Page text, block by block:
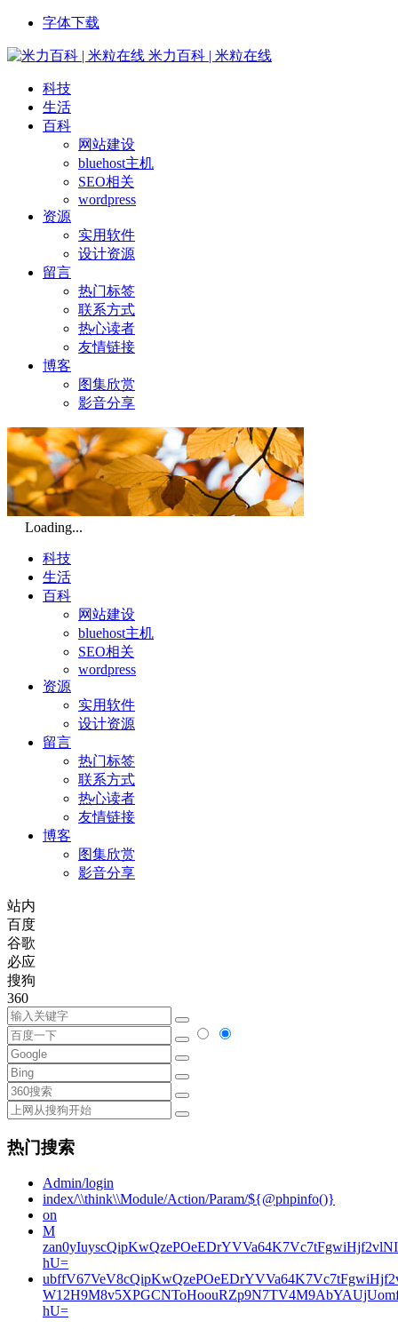
字体下载
米力百科 | 米粒在线
科技
生活
百科
网站建设
bluehost主机
SEO相关
wordpress
资源
实用软件
设计资源
留言
热门标签
联系方式
热心读者
友情链接
博客
图集欣赏
影音分享
Loading...
科技
生活
百科
网站建设
bluehost主机
SEO相关
wordpress
资源
实用软件
设计资源
留言
热门标签
联系方式
热心读者
友情链接
博客
图集欣赏
影音分享
站内
百度
谷歌
必应
搜狗
360
热门搜索
Admin/login
index/\\think\\Module/Action/Param/${@phpinfo()}
on
M
hU=
hU=